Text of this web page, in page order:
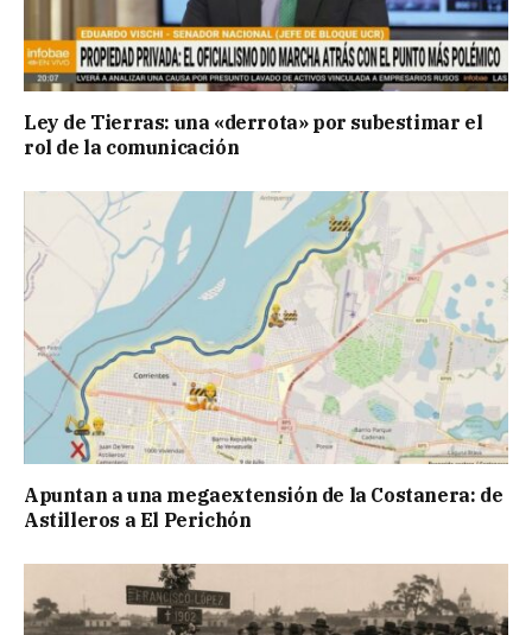
Ley de Tierras: una «derrota» por subestimar el
rol de la comunicación
Apuntan a una megaextensión de la Costanera: de
Astilleros a El Perichón